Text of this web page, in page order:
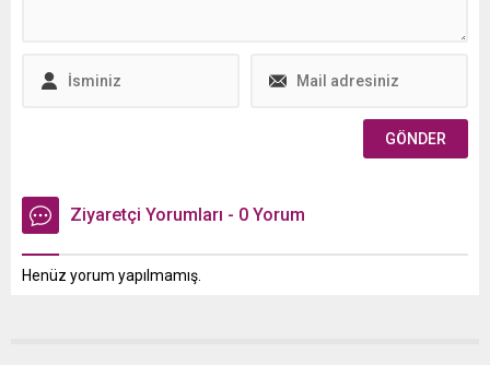
Ziyaretçi Yorumları - 0 Yorum
Henüz yorum yapılmamış.